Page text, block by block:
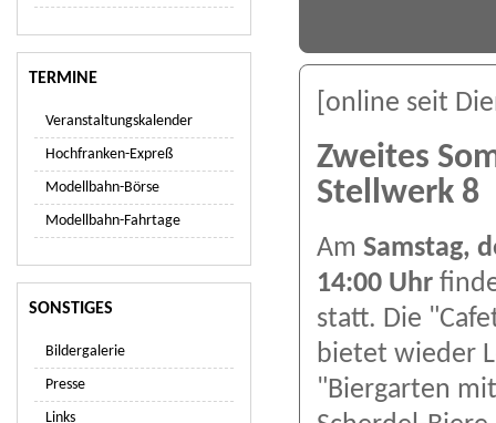
TERMINE
Veranstaltungskalender
Hochfranken-Expreß
Modellbahn-Börse
Modellbahn-Fahrtage
SONSTIGES
Bildergalerie
Presse
Links
[online seit
Zweites
Stellwerk 8
Am Samstag,
14:00 Uhr
statt. Die
bietet wieder
"Biergarten